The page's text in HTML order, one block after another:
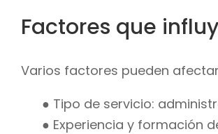
Factores que
Varios factores pueden
● Tipo de servicio:
● Experiencia y formación